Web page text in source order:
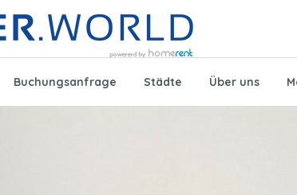
Buchungsanfrage Städte Über uns